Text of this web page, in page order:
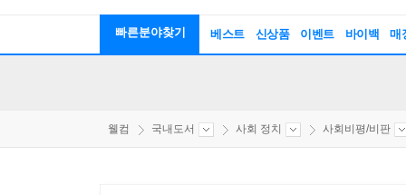
빠른분야찾기 베스트 신상품 이벤트 바이백 매
웰컴 국내도서 사회 정치 사회비평/비판